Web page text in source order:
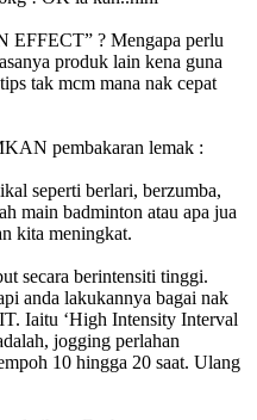
EFFECT” ? Mengapa perlu
produk lain kena guna
tak mcm mana nak cepat
pembakaran lemak :
seperti berlari, berzumba,
main badminton atau apa jua
kita meningkat.
secara berintensiti tinggi.
anda lakukannya bagai nak
Iaitu ‘High Intensity Interval
jogging perlahan
10 hingga 20 saat. Ulang